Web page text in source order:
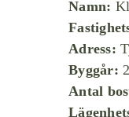
Namn:
Adress:
Byggår:
Antal